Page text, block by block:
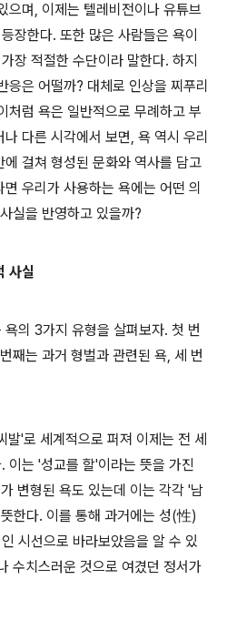
으며, 이제는 텔레비전이나 유튜브
장한다. 또한 많은 사람들은 욕이
장 적절한 수단이라 말한다. 하지
응은 어떨까? 대체로 인상을 찌푸리
처럼 욕은 일반적으로 무례하고 부
나 다른 시각에서 보면, 욕 역시 우리
에 걸쳐 형성된 문화와 역사를 담고
면 우리가 사용하는 욕에는 어떤 의
실을 반영하고 있을까?
사실
의 3가지 유형을 살펴보자. 첫 번
째는 과거 형벌과 관련된 욕, 세 번
발'로 세계적으로 퍼져 이제는 전 세
. 이는 '성교를 할'이라는 뜻을 가진
변형된 욕도 있는데 이는 각각 '남
한다. 이를 통해 과거에는 성(性)
시선으로 바라보았음을 알 수 있
수치스러운 것으로 여겼던 정서가